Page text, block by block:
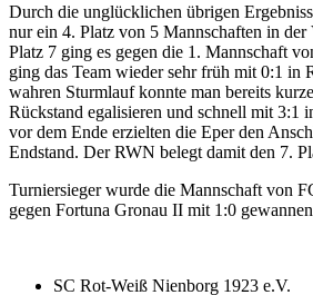
Durch die unglücklichen übrigen
nur ein 4. Platz von 5 Mannschaften in
Platz 7 ging es gegen die 1. Mannschaft
ging das Team wieder sehr früh mit 0:1 in
wahren Sturmlauf konnte man bereits
Rückstand egalisieren und schnell mit 3:1
vor dem Ende erzielten die Eper den
Endstand. Der RWN belegt damit den 7.
Turniersieger wurde die Mannschaft von
gegen Fortuna Gronau II mit 1:0
SC Rot-Weiß Nienborg 1923 e.V.